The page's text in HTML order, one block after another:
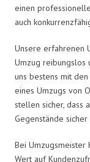
einen
auch
Unsere erfahrenen
Umzug reibungslos
uns bestens mit
eines Umzugs von
stellen sicher, dass
Gegenstände
Bei
Wert auf